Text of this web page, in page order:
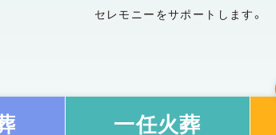
セレモニーをサポートします。
一任火葬